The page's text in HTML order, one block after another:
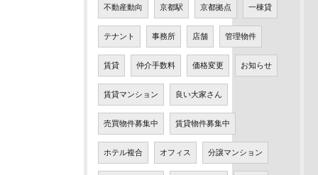
不動産動向 京都駅 京都拠点 一棟貸
テナント 事務所 店舗 管理物件
賃貸 仲介手数料 価格変更 お知らせ
賃貸マンション 良い大家さん
売買物件募集中 賃貸物件募集中
ホテル複合 オフィス 分譲マンション